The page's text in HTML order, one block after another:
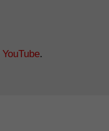
YouTube.